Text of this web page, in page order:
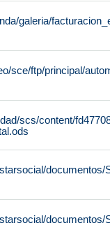
galeria/
sce/ftp/principal/
scs/content/
documentos/
documentos/